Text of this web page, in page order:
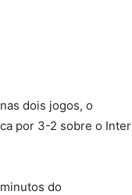
dois jogos, o
por 3-2 sobre o Inter
do